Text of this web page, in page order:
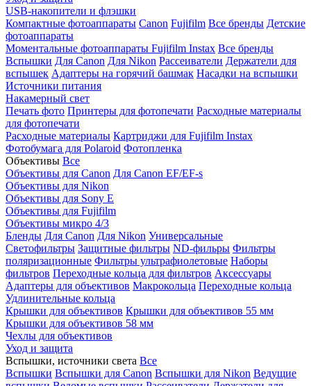
USB-накопители и флэшки
Компактные фотоаппараты Canon Fujifilm Все бренды Детские
фотоаппараты
Моментальные фотоаппараты Fujifilm Instax Все бренды
Вспышки Для Canon Для Nikon Рассеиватели Держатели для
вспышек Адаптеры на горячий башмак Насадки на вспышки
Источники питания
Накамерный свет
Печать фото Принтеры для фотопечати Расходные материалы
для фотопечати
Расходные материалы Картриджи для Fujifilm Instax
Фотобумага для Polaroid Фотопленка
Объективы Все
Объективы для Canon Для Canon EF/EF-s
Объективы для Nikon
Объективы для Sony E
Объективы для Fujifilm
Объективы микро 4/3
Бленды Для Canon Для Nikon Универсальные
Светофильтры Защитные фильтры ND-фильры Фильтры
поляризационные Фильтры ультрафиолетовые Наборы
фильтров Переходные кольца для фильтров Аксессуары
Адаптеры для объективов Макрокольца Переходные кольца
Удлинительные кольца
Крышки для объективов Крышки для объективов 55 мм
Крышки для объективов 58 мм
Чехлы для объективов
Уход и защита
Вспышки, источники света Все
Вспышки Вспышки для Canon Вспышки для Nikon Ведущие